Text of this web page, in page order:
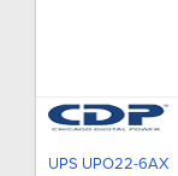
UPS UPO22-6AX